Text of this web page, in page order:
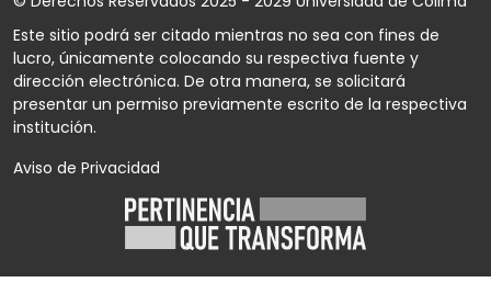
Este sitio podrá ser citado mientras no sea con fines de
lucro, únicamente colocando su respectiva fuente y
dirección electrónica. De otra manera, se solicitará
presentar un permiso previamente escrito de la respectiva
institución.
Aviso de Privacidad